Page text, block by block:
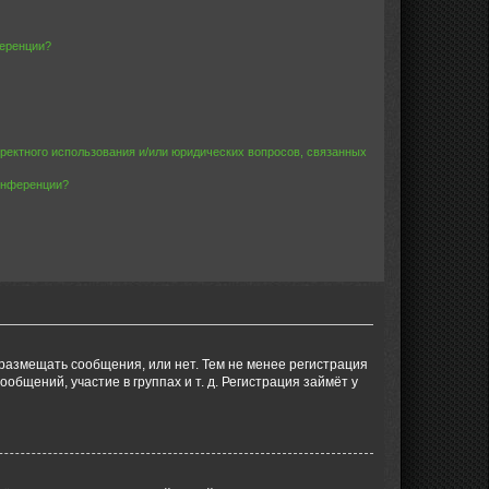
использования и/или юридических вопросов, связанных
сообщения, или нет. Тем не менее регистрация
участие в группах и т. д. Регистрация займёт у